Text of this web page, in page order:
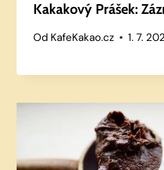
Kakakový Prášek:
Od KafeKakao.cz 1. 7.